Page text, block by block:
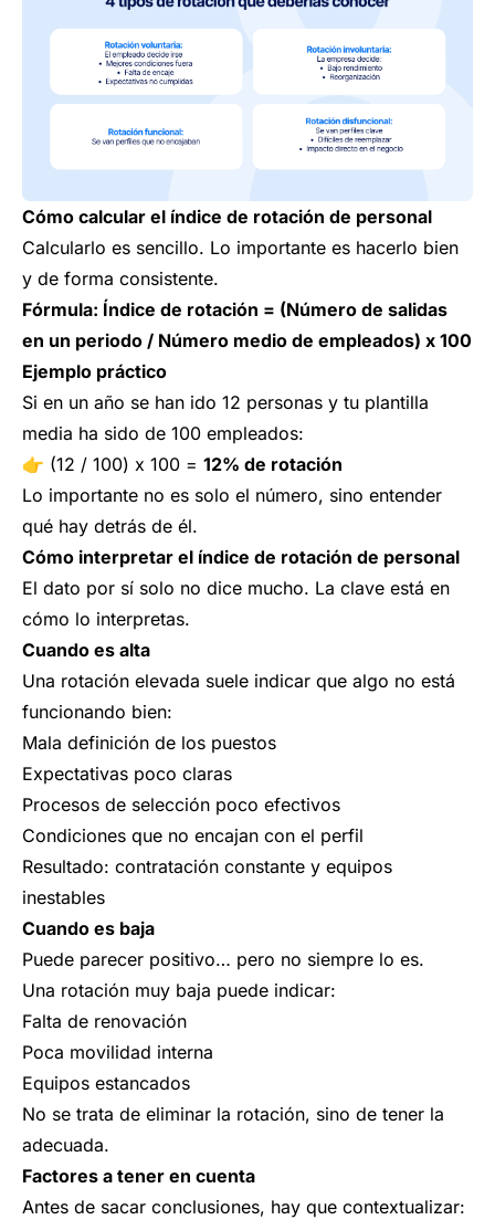
Cómo calcular el índice de rotación de personal
Calcularlo es sencillo. Lo importante es hacerlo bien
y de forma consistente.
Fórmula: Índice de rotación = (Número de salidas
en un periodo / Número medio de empleados) x 100
Ejemplo práctico
Si en un año se han ido 12 personas y tu plantilla
media ha sido de 100 empleados:
👉 (12 / 100) x 100 = 12% de rotación
Lo importante no es solo el número, sino entender
qué hay detrás de él.
Cómo interpretar el índice de rotación de personal
El dato por sí solo no dice mucho. La clave está en
cómo lo interpretas.
Cuando es alta
Una rotación elevada suele indicar que algo no está
funcionando bien:
Mala definición de los puestos
Expectativas poco claras
Procesos de selección poco efectivos
Condiciones que no encajan con el perfil
Resultado: contratación constante y equipos
inestables
Cuando es baja
Puede parecer positivo… pero no siempre lo es.
Una rotación muy baja puede indicar:
Falta de renovación
Poca movilidad interna
Equipos estancados
No se trata de eliminar la rotación, sino de tener la
adecuada.
Factores a tener en cuenta
Antes de sacar conclusiones, hay que contextualizar: